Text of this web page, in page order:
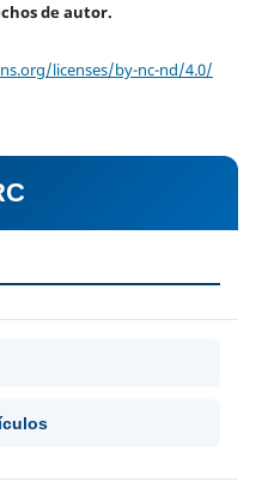
de autor.
licenses/by-nc-nd/4.0/